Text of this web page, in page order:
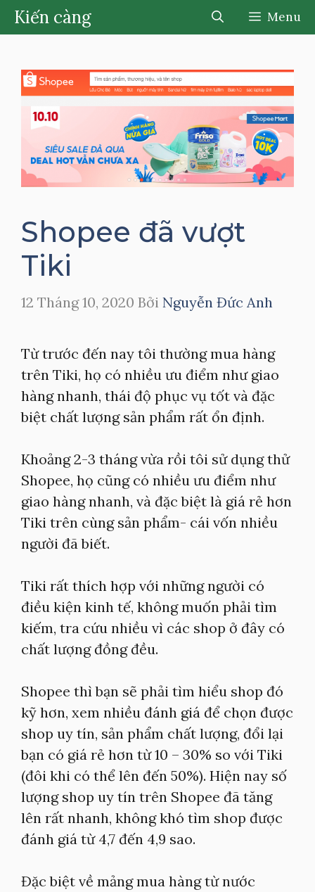
Chuyển
đến
dung
Kiến càng Menu
Shopee đã vượt
Tiki
12 Tháng 10, 2020 Bởi Nguyễn Đức Anh
Từ trước đến nay tôi thường mua hàng
trên Tiki, họ có nhiều ưu điểm như giao
hàng nhanh, thái độ phục vụ tốt và đặc
biệt chất lượng sản phẩm rất ổn định.
Khoảng 2-3 tháng vừa rồi tôi sử dụng thử
Shopee, họ cũng có nhiều ưu điểm như
giao hàng nhanh, và đặc biệt là giá rẻ hơn
Tiki trên cùng sản phẩm- cái vốn nhiều
người đã biết.
Tiki rất thích hợp với những người có
điều kiện kinh tế, không muốn phải tìm
kiếm, tra cứu nhiều vì các shop ở đây có
chất lượng đồng đều.
Shopee thì bạn sẽ phải tìm hiểu shop đó
kỹ hơn, xem nhiều đánh giá để chọn được
shop uy tín, sản phẩm chất lượng, đổi lại
bạn có giá rẻ hơn từ 10 – 30% so với Tiki
(đôi khi có thể lên đến 50%). Hiện nay số
lượng shop uy tín trên Shopee đã tăng
lên rất nhanh, không khó tìm shop được
đánh giá từ 4,7 đến 4,9 sao.
Đặc biệt về mảng mua hàng từ nước